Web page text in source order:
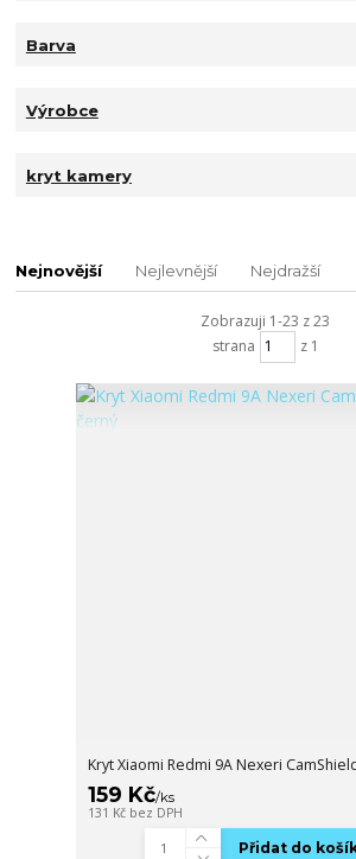
Barva
Výrobce
kryt kamery
Nejnovější Nejlevnější Nejdražší
Zobrazuji 1-23 z 23
strana
z 1
Kryt Xiaomi Redmi 9A Nexeri
159 Kč/ks
131 Kč bez DPH
Přidat do